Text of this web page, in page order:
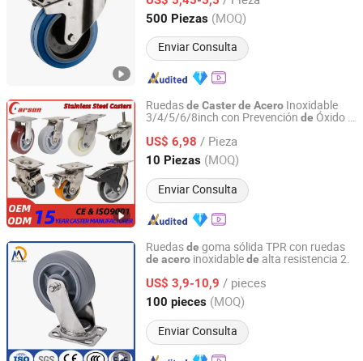
500 Piezas (MOQ)
Enviar Consulta
Hubei, China Desde 2010
Ruedasde Casterde Acero Inoxidable
3/4/5/6/8inch con Prevención de Óxido y
US$ 6,98 / Pieza
10 Piezas (MOQ)
Enviar Consulta
Dongguan Carsun Caster Co., Ltd.
Guangdong, China Desde 2015
Ruedasde goma sólida TPR con ruedas
de acero inoxidablede alta resistencia 2.
US$ 3,9-10,9 / pieces
100 pieces (MOQ)
Enviar Consulta
Medek (Hebei) Metal Products Co., Ltd.
Hebei, China Desde 2025